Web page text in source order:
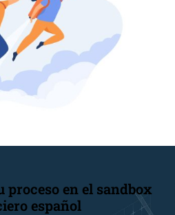
proceso en el sandbox
español